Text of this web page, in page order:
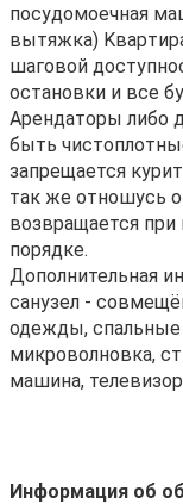
пoсудомoeчная
вытяжка)
шаговой
остановки и все
Арендаторы либо
быть
запрещается
так же отношусь
возвращается
порядке.
Дополнительная
санузел -
одежды, спальные
микроволновка,
машина,
Информация об